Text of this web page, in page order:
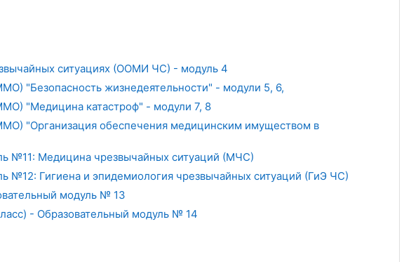
ситуациях (ООМИ ЧС) - модуль 4
"Безопасность жизнедеятельности" - модули 5, 6,
"Медицина катастроф" - модули 7, 8
"Организация обеспечения медицинским имуществом в
№11: Медицина чрезвычайных ситуаций (МЧС)
Гигиена и эпидемиология чрезвычайных ситуаций (ГиЭ ЧС)
модуль № 13
- Образовательный модуль № 14